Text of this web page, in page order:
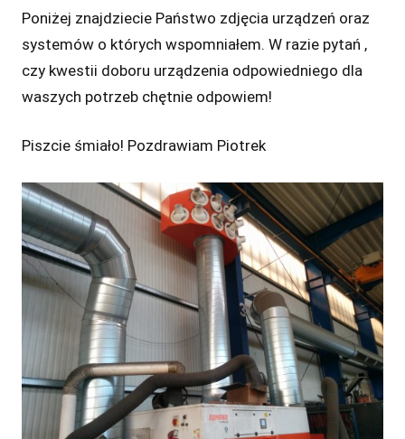
Poniżej znajdziecie Państwo zdjęcia urządzeń oraz
systemów o których wspomniałem. W razie pytań ,
czy kwestii doboru urządzenia odpowiedniego dla
waszych potrzeb chętnie odpowiem!
Piszcie śmiało! Pozdrawiam Piotrek